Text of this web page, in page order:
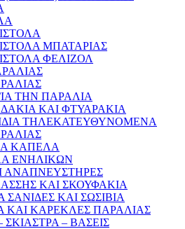
ΜΠΑΤΑΡΙΑΣ
ΦΕΛΙΖΟΛ
ΤΗΝ ΠΑΡΑΛΙΑ
ΚΑΙ ΦΤΥΑΡΑΚΙΑ
ΤΗΛΕΚΑΤΕΥΘΥΝΟΜΕΝΑ
ΚΑΠΕΛΑ
ΕΝΗΛΙΚΩΝ
ΑΝΑΠΝΕΥΣΤΗΡΕΣ
ΚΑΙ ΣΚΟΥΦΑΚΙΑ
ΚΑΙ ΣΩΣΙΒΙΑ
ΚΑΙ ΚΑΡΕΚΛΕΣ ΠΑΡΑΛΙΑΣ
– ΒΑΣΕΙΣ